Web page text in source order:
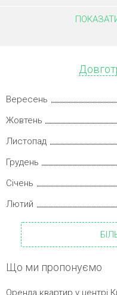
Вересень
Жовтень
Листопад
Грудень
Січень
Лютий
Що ми пропонуємо